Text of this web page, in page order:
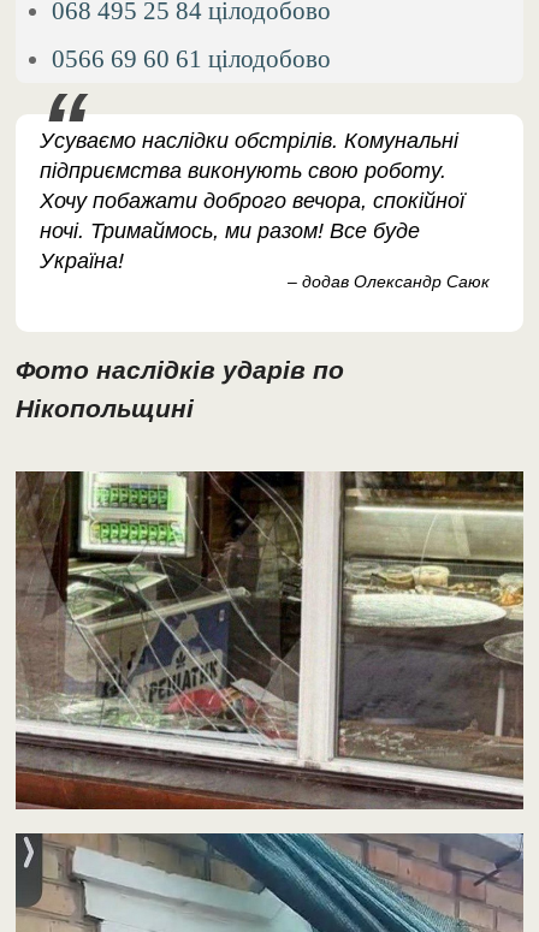
068 495 25 84 цілодобово
0566 69 60 61 цілодобово
Усуваємо наслідки обстрілів. Комунальні
підприємства виконують свою роботу.
Хочу побажати доброго вечора, спокійної
ночі. Тримаймось, ми разом! Все буде
Україна!
– додав Олександр Саюк
Фото наслідків ударів по
Нікопольщині